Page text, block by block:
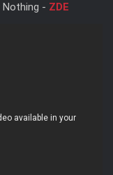
Nothing - ZDE